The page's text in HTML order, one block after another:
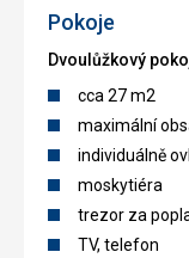
Pokoje
Dvoulůžkový
cca 27 m2
maximální
individuálně
moskytiéra
trezor za
TV, telefon